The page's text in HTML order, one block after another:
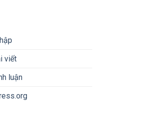
viết
luận